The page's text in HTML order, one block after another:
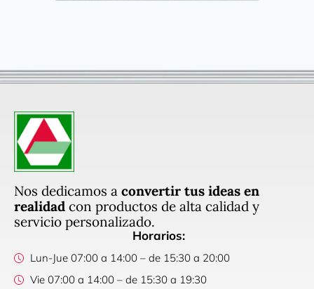
Nos dedicamos a convertir tus ideas en
realidad con productos de alta calidad y
servicio personalizado.
Horarios:
Lun-Jue 07:00 a 14:00 – de 15:30 a 20:00
Vie 07:00 a 14:00 – de 15:30 a 19:30